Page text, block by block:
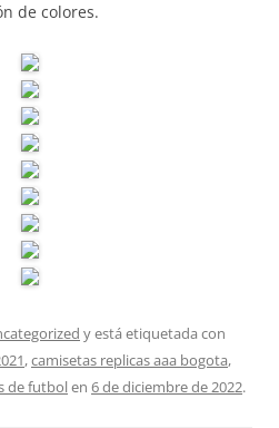
de colores.
y está etiquetada con
,camisetas replicas aaa bogota,
de futbolen 6 de diciembre de 2022.